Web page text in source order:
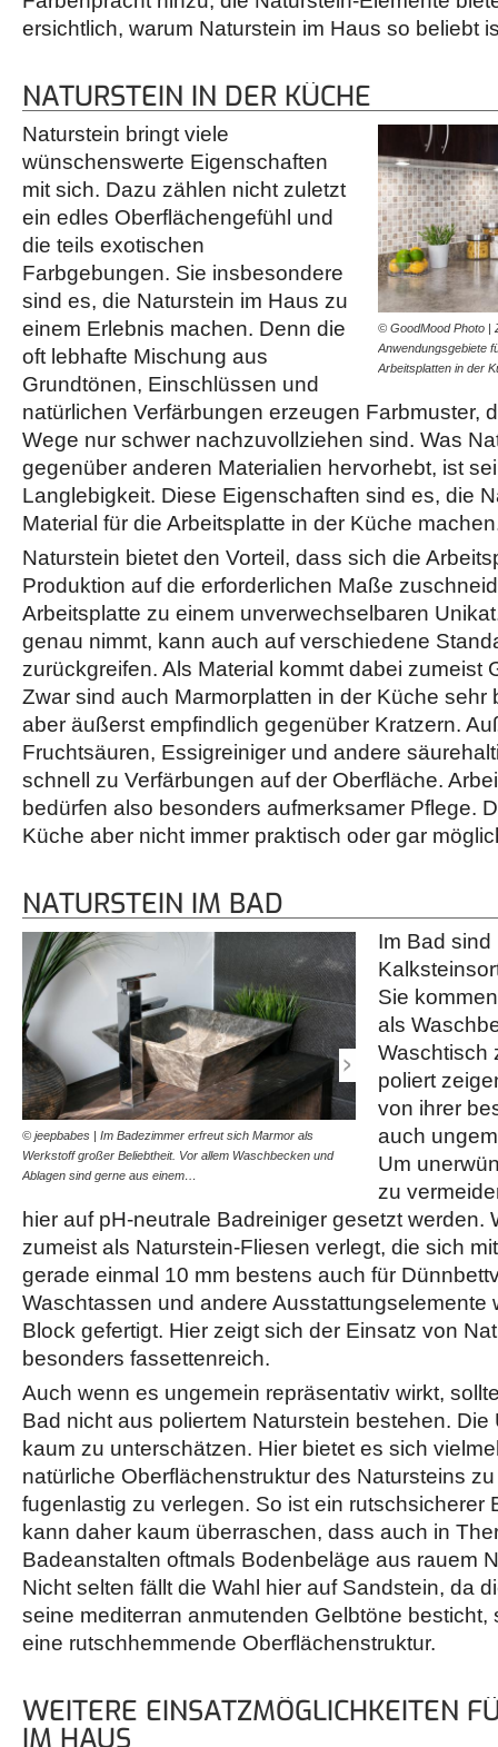
ersichtlich, warum Naturstein im Haus so beliebt
NATURSTEIN IN DER KÜCHE
© GoodMood Photo |
Anwendungsgebiete
Arbeitsplatten in der
Naturstein bringt viele
wünschenswerte Eigenschaften
mit sich. Dazu zählen nicht zuletzt
ein edles Oberflächengefühl und
die teils exotischen
Farbgebungen. Sie insbesondere
sind es, die Naturstein im Haus zu
einem Erlebnis machen. Denn die
oft lebhafte Mischung aus
Grundtönen, Einschlüssen und
natürlichen Verfärbungen erzeugen Farbmuster,
Wege nur schwer nachzuvollziehen sind. Was
gegenüber anderen Materialien hervorhebt, ist
Langlebigkeit. Diese Eigenschaften sind es, die
Material für die Arbeitsplatte in der Küche
Naturstein bietet den Vorteil, dass sich die
Produktion auf die erforderlichen Maße
Arbeitsplatte zu einem unverwechselbaren
genau nimmt, kann auch auf verschiedene
zurückgreifen. Als Material kommt dabei zumeist
Zwar sind auch Marmorplatten in der Küche sehr
aber äußerst empfindlich gegenüber Kratzern.
Fruchtsäuren, Essigreiniger und andere
schnell zu Verfärbungen auf der Oberfläche.
bedürfen also besonders aufmerksamer Pflege.
Küche aber nicht immer praktisch oder gar
NATURSTEIN IM BAD
© jeepbabes | Im Badezimmer erfreut sich Marmor als
Werkstoff großer Beliebtheit. Vor allem Waschbecken und
Ablagen sind gerne aus einem…
© natursteine.at |
Badausstattungen aus
rosa Kristallmarmor. Im…
Im Bad
Sie
als
Waschtisch
poliert
von ihrer
auch
Um
zu
hier auf pH-neutrale Badreiniger gesetzt werden.
zumeist als Naturstein-Fliesen verlegt, die sich
gerade einmal 10 mm bestens auch für
Waschtassen und andere Ausstattungselemente
Block gefertigt. Hier zeigt sich der Einsatz von
besonders fassettenreich.
Auch wenn es ungemein repräsentativ wirkt,
Bad nicht aus poliertem Naturstein bestehen. Die
kaum zu unterschätzen. Hier bietet es sich
natürliche Oberflächenstruktur des Natursteins
fugenlastig zu verlegen. So ist ein rutschsicherer
kann daher kaum überraschen, dass auch in
Badeanstalten oftmals Bodenbeläge aus rauem
Nicht selten fällt die Wahl hier auf Sandstein, da
seine mediterran anmutenden Gelbtöne besticht,
eine rutschhemmende Oberflächenstruktur.
WEITERE EINSATZMÖGLICHKEITEN
IM HAUS